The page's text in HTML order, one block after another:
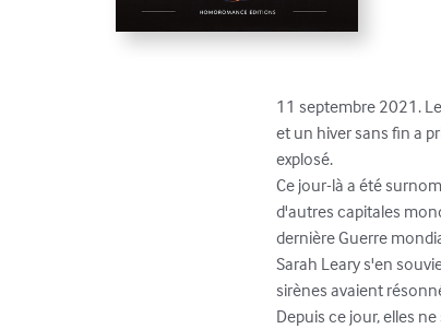
11 septembre 2021.
et un hiver sans fin a
explosé.
Ce jour-là a été
d'autres capitales
dernière Guerre
Sarah Leary s'en
sirènes avaient
Depuis ce jour, elles